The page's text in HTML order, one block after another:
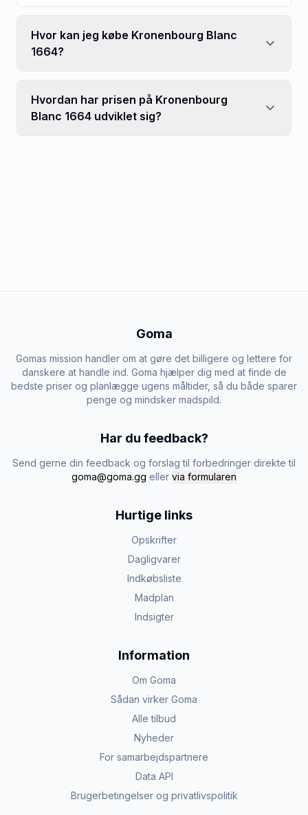
Hvor kan jeg købe Kronenbourg Blanc
1664?
Hvordan har prisen på Kronenbourg
Blanc 1664 udviklet sig?
Goma
Gomas mission handler om at gøre det billigere og lettere for
danskere at handle ind. Goma hjælper dig med at finde de
bedste priser og planlægge ugens måltider, så du både sparer
penge og mindsker madspild.
Har du feedback?
Send gerne din feedback og forslag til forbedringer direkte til
goma@goma.gg eller via formularen
Hurtige links
Opskrifter
Dagligvarer
Indkøbsliste
Madplan
Indsigter
Information
Om Goma
Sådan virker Goma
Alle tilbud
Nyheder
For samarbejdspartnere
Data API
Brugerbetingelser og privatlivspolitik